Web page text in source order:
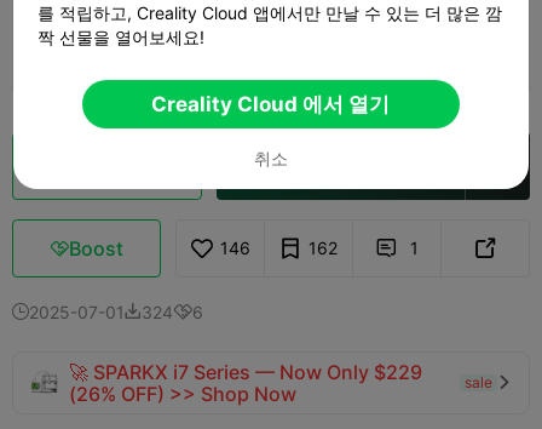
0.2mm layer, 2 walls, 15% infill
Creality Cloud 에서 열기
Boost 146 162  1 
2025-07-013246
🚀 SPARKX i7 Series — Now Only $229
(26% OFF) >> Shop Now
sale 
를 적립하고, Creality Cloud 앱에서만 만날 수 있는 더 많은 깜
짝 선물을 열어보세요!
Creality Cloud 에서 열기
취소